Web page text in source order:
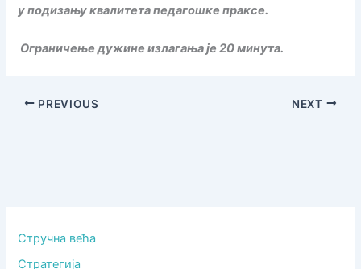
у подизању квалитета педагошке праксе.
Ограничење дужине излагања је 20 минута.
PREVIOUS NEXT
Стручна већа
Стратегија